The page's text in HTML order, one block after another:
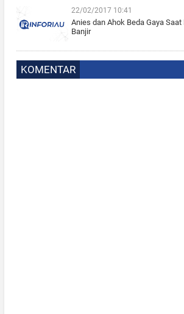
22/02/2017 10:41
Anies dan Ahok Beda Gaya
Banjir
KOMENTAR